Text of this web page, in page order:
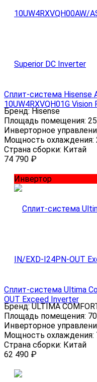
Сплит-система Hisense
10UW4RXVQH01G
Бренд:Hisense
Площадь помещения:
Инверторное
Мощность охлаждения:
Страна сборки: Китай
74 790 ₽
Инвертор
Сплит-система Ultima
OUT Exceed Inverter
Бренд:ULTIMA
Площадь помещения:
Инверторное
Мощность охлаждения:
Страна сборки: Китай
62 490 ₽